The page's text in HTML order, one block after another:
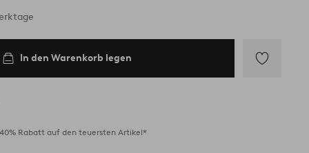
In den Warenkorb legen
40% Rabatt auf den teuersten Artikel*